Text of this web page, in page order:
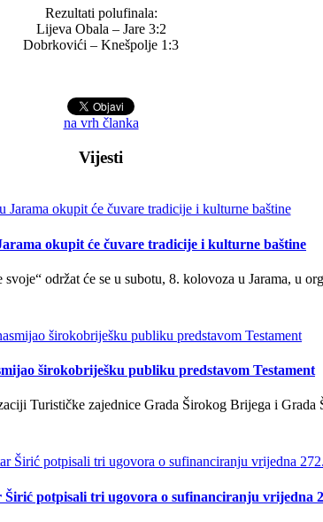
Rezultati polufinala:
Lijeva Obala – Jare 3:2
Dobrkovići – Knešpolje 1:3
na vrh članka
Vijesti
okupit će čuvare tradicije i kulturne baštine
održat će se u subotu, 8. kolovoza u Jarama, u
širokobriješku publiku predstavom Testament
Turističke zajednice Grada Širokog Brijega i Grada
potpisali tri ugovora o sufinanciranju vrijedna